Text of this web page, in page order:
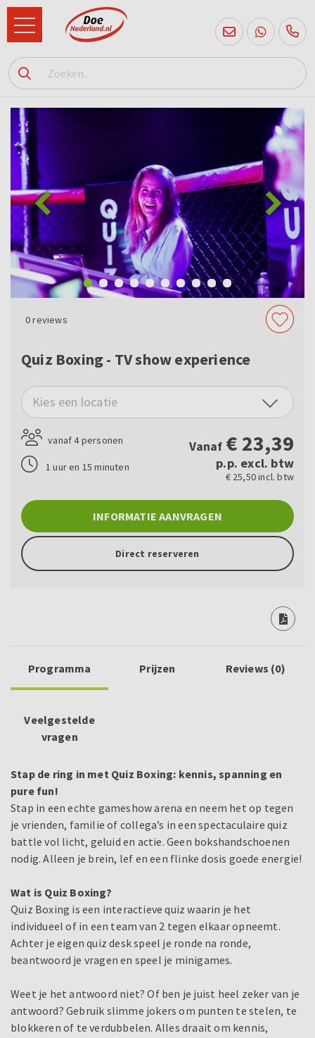
085
760
2556
0reviews
Quiz Boxing - TV show experience
Kies een locatie
vanaf 4 personen
1 uur en 15 minuten
Vanaf € 23,39
p.p. excl. btw
€ 25,50 incl. btw
INFORMATIE AANVRAGEN
Direct reserveren
Programma Prijzen Reviews (0)
Veelgestelde
vragen
Stap de ring in met Quiz Boxing: kennis, spanning en
pure fun!
Stap in een echte gameshow arena en neem het op tegen
je vrienden, familie of collega’s in een spectaculaire quiz
battle vol licht, geluid en actie. Geen bokshandschoenen
nodig. Alleen je brein, lef en een flinke dosis goede energie!
Wat is Quiz Boxing?
Quiz Boxing is een interactieve quiz waarin je het
individueel of in een team van 2 tegen elkaar opneemt.
Achter je eigen quiz desk speel je ronde na ronde,
beantwoord je vragen en speel je minigames.
Weet je het antwoord niet? Of ben je juist heel zeker van je
antwoord? Gebruik slimme jokers om punten te stelen, te
blokkeren of te verdubbelen. Alles draait om kennis,